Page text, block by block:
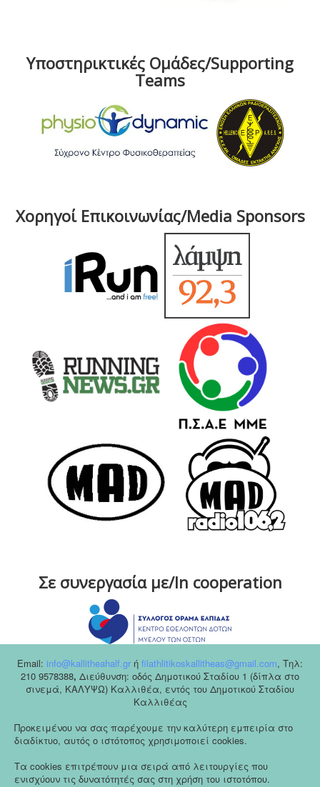
Υποστηρικτικές Ομάδες/Supporting
Teams
Χορηγοί Επικοινωνίας/Media Sponsors
Σε συνεργασία με/In cooperation
Email: info@kallitheahalf.gr ή filathlitikoskallitheas@gmail.com, Tηλ:
210 9578388, Διεύθυνση: οδός Δημοτικού Σταδίου 1 (δίπλα στο
σινεμά, ΚΑΛΥΨΩ) Καλλιθέα, εντός του Δημοτικού Σταδίου
Καλλιθέας
Προκειμένου να σας παρέχουμε την καλύτερη εμπειρία στο
διαδίκτυο, αυτός ο ιστότοπος χρησιμοποιεί cookies.
Τα cookies επιτρέπουν μια σειρά από λειτουργίες που
ενισχύουν τις δυνατότητές σας στη χρήση του ιστοτόπου.